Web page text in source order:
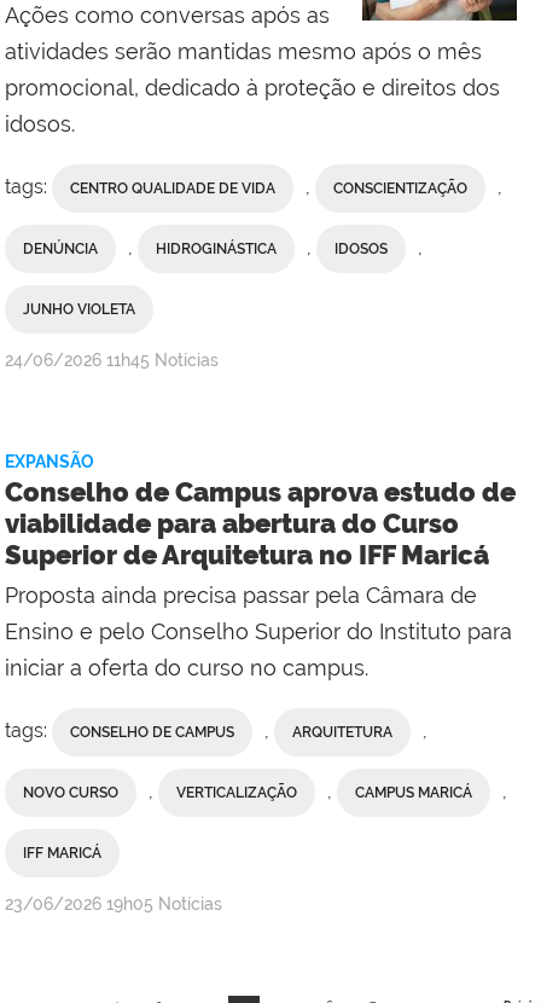
Ações como conversas após as
atividades serão mantidas mesmo após o mês
promocional, dedicado à proteção e direitos dos
idosos.
tags: CENTRO QUALIDADE DE VIDA CONSCIENTIZAÇÃO
DENÚNCIA HIDROGINÁSTICA IDOSOS
JUNHO VIOLETA
por
Social
do
Campus
Campos
Centro
publicado
24/06/2026 11h45 Notícias
EXPANSÃO
Conselho de Campus aprova estudo de
viabilidade para abertura do Curso
Superior de Arquitetura no IFF Maricá
Proposta ainda precisa passar pela Câmara de
Ensino e pelo Conselho Superior do Instituto para
iniciar a oferta do curso no campus.
tags: CONSELHO DE CAMPUS , ARQUITETURA ,
NOVO CURSO , VERTICALIZAÇÃO , CAMPUS MARICÁ ,
IFF MARICÁ
por
publicado
23/06/2026 19h05 Notícias